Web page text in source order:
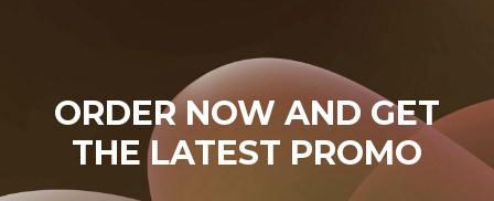
ORDER NOW AND GET
THE LATEST PROMO